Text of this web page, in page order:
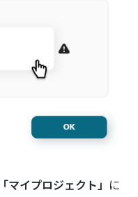
「マイプロジェクト」 に